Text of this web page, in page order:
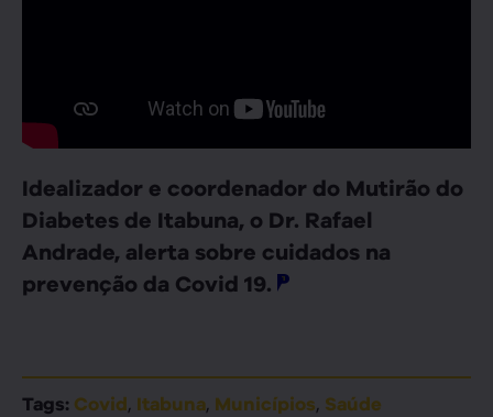
Idealizador e coordenador do Mutirão do
Diabetes de Itabuna, o Dr. Rafael
Andrade, alerta sobre cuidados na
prevenção da Covid 19.
Tags: Covid, Itabuna, Municípios, Saúde